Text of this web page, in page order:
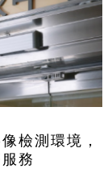
檢測環境，
務